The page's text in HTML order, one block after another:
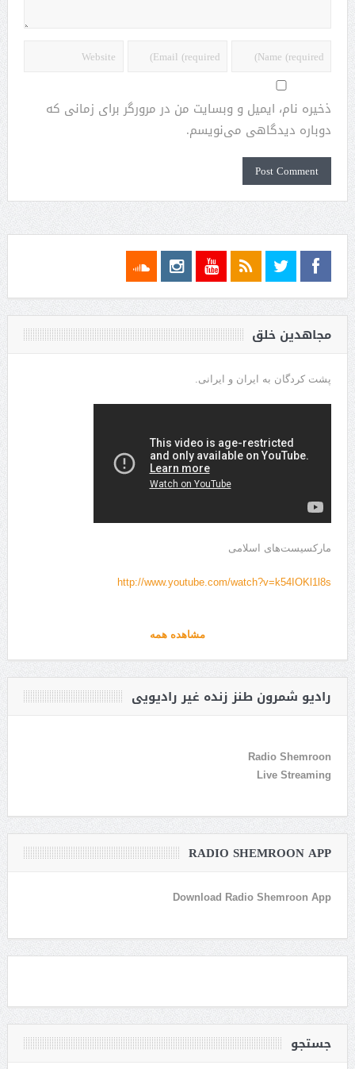
ذخیره نام، ایمیل و وبسایت من در مرورگر برای زمانی که
دوباره دیدگاهی می‌نویسم.
مجاهدین خلق
پشت کردگان به ایران و ایرانی.
مارکسیست‌های اسلامی
http://www.youtube.com/watch?v=k54IOKl1l8s
مشاهده همه
رادیو شمرون طنز زنده غیر رادیویی
Radio Shemroon
Live Streaming
RADIO SHEMROON APP
Download Radio Shemroon App
جستجو